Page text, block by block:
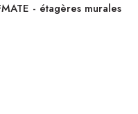
- étagères murales